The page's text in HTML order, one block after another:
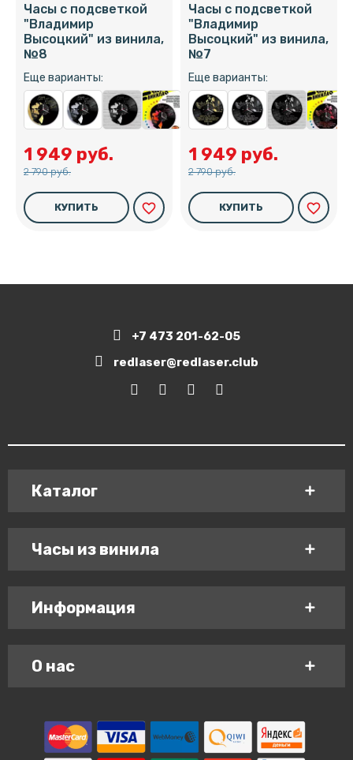
Часы с подсветкой
"Владимир
Высоцкий" из винила,
№8
Еще варианты:
1 949 руб.
2 790 руб.
КУПИТЬ favorite_border
Часы с подсветкой
"Владимир
Высоцкий" из винила,
№7
Еще варианты:
1 949 руб.
2 790 руб.
КУПИТЬ favorite_border
+7 473 201-62-05
redlaser@redlaser.club
Каталог
Часы из винила
Информация
О нас